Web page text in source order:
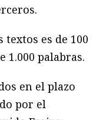
es de 100
1.000 palabras.
en el plazo
por el